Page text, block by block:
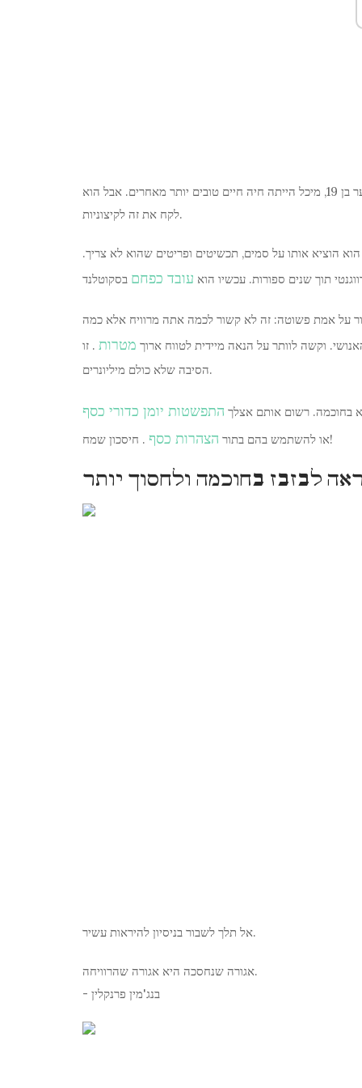
מיכל הייתה כמה ברי המזל. ב-2002 הוא זכה ב-14 מיליון בלוטו. כנער בן 19, מיכל הייתה חיה חיים טובים יותר מאחרים. אבל הוא
לקח את זה לקיצוניות.
הוציא אותו על סמים, תכשיטים ופריטים שהוא לא צריך.
תוך שנים ספורות. עכשיו הוא עובד כפחם
על אמת פשוטה: זה לא קשור לכמה אתה מרוויח אלא כמה
וקשה לוותר על הנאה מיידית לטווח ארוך מטרות . זו
הסיבה שלא כולם מיליונרים.
בחוכמה. רשום אותם אצלך התפשטות יומן כדורי כסף
או להשתמש בהם בתור הצהרות כסף . חיסכון שמח!
לבזבז בחוכמה ולחסוך יותר
אל תלך לשבור בניסיון להיראות עשיר.
אגורה שנחסכה היא אגורה שהרוויחה.
- בנג'מין פרנקלין